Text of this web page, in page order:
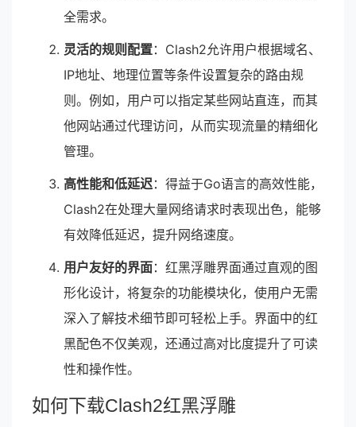
全需求。
灵活的规则配置：Clash2允许用户根据域名、
IP地址、地理位置等条件设置复杂的路由规
则。例如，用户可以指定某些网站直连，而其
他网站通过代理访问，从而实现流量的精细化
管理。
高性能和低延迟：得益于Go语言的高效性能，
Clash2在处理大量网络请求时表现出色，能够
有效降低延迟，提升网络速度。
用户友好的界面：红黑浮雕界面通过直观的图
形化设计，将复杂的功能模块化，使用户无需
深入了解技术细节即可轻松上手。界面中的红
黑配色不仅美观，还通过高对比度提升了可读
性和操作性。
如何下载Clash2红黑浮雕